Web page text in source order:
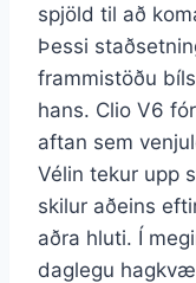
spjöld til að
Þessi
frammistöðu
hans. Clio V6
aftan sem
Vélin tekur upp
skilur aðeins
aðra hluti. Í
daglegu